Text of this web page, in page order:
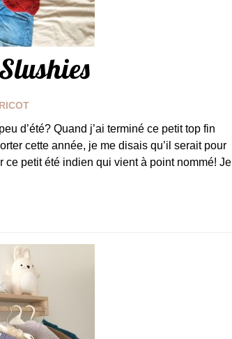
d’été? Quand j’ai terminé ce petit top fin
cette année, je me disais qu’il serait pour
ce petit été indien qui vient à point nommé! Je